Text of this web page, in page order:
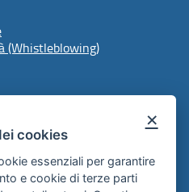
(Whistleblowing)
×
cookies
essenziali per garantire
e cookie di terze parti